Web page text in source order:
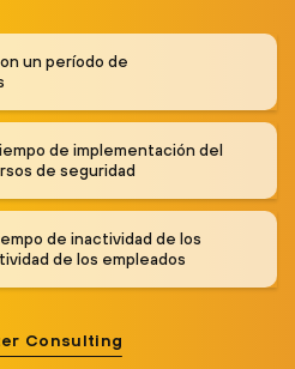
un período de
de implementación del
de seguridad
de inactividad de los
de los empleados
Consulting